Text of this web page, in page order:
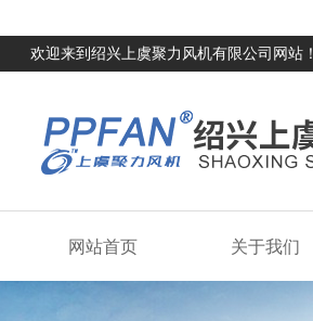
欢迎来到绍兴上虞聚力风机有限公司网站！
网站首页 关于我们